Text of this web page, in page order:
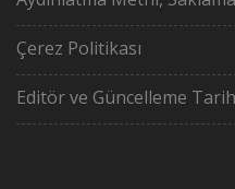
Çerez Politikası
Editör ve Güncelleme